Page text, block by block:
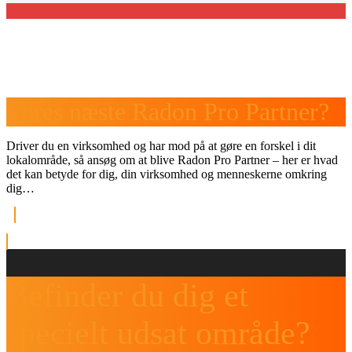
Vores næste Radon Pro Partner?
Driver du en virksomhed og har mod på at gøre en forskel i dit
lokalområde, så ansøg om at blive Radon Pro Partner – her er hvad
det kan betyde for dig, din virksomhed og menneskerne omkring
dig…
Befinder du dig et
specielt udsat område?